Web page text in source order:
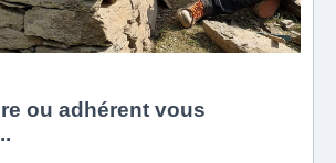
ou adhérent vous